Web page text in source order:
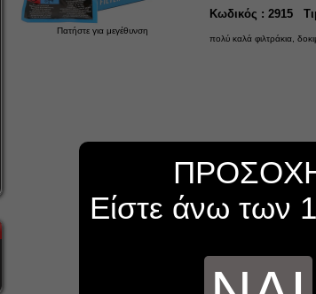
Πατήστε για μεγέθυνση
Κωδικός : 2915
πολύ καλά φιλτράκια,
Είστε άνω των